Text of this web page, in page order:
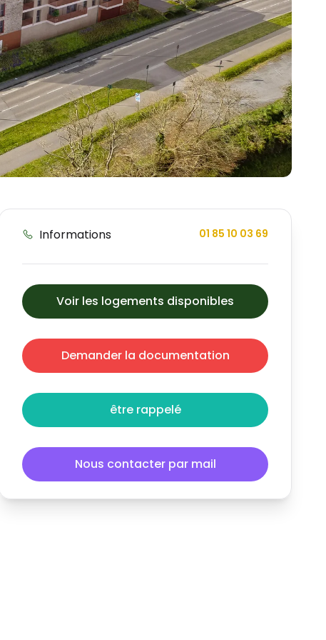
Informations 01 85 10 03 69
Voir les logements disponibles
Demander la documentation
être rappelé
Nous contacter par mail